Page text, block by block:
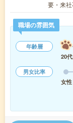
要・来
職場の雰囲気
年齢層
20代
男女比率
女性